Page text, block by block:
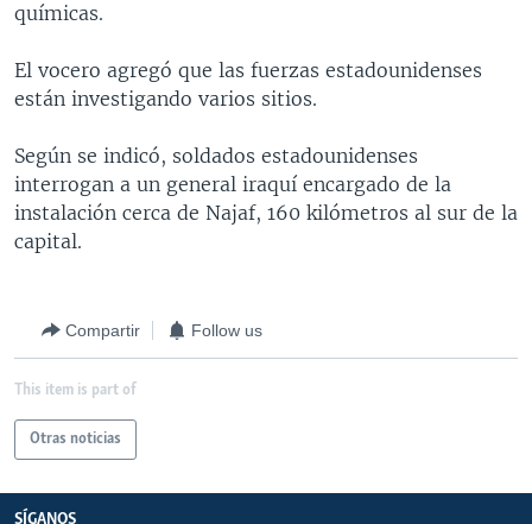
VENEZUELA
NICARAGUA
ECONOMÍA
TECNOLOGÍA
CIENCIA Y SALUD
MULTIMEDIA
FOTOGRAFÍA
EL MUNDO AL DÍA
VISIÓN 360
LAS CLAVES
RADIO
AUDIONOTICIAS
BUENOS DÍAS AMÉRICA
FORO [RADIO]
DEPORTIVO INTERNACIONAL
NOTA ECONÓMICA
DOCUMENTALES DE LA VOA
Learning English
Idiomas
químicas.
El vocero agregó que las fuerzas estadounidenses
están investigando varios sitios.
Según se indicó, soldados estadounidenses
interrogan a un general iraquí encargado de la
instalación cerca de Najaf, 160 kilómetros al sur de la
capital.
Compartir Follow us
This item is part of
Otras noticias
SÍGANOS